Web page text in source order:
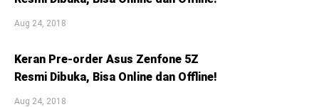
Aug 24, 2018
Keran Pre-order Asus Zenfone 5Z
Resmi Dibuka, Bisa Online dan Offline!
Aug 24, 2018